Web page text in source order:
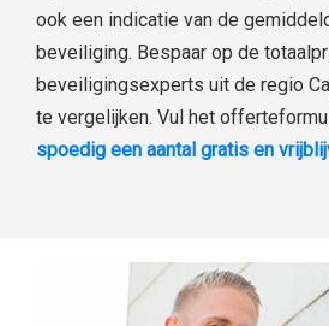
ook een indicatie van de
beveiliging. Bespaar op de
beveiligingsexperts uit de regio
te vergelijken. Vul het
spoedig een aantal gratis en